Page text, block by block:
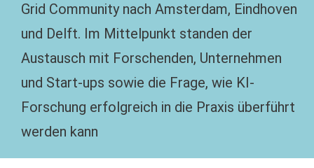
Grid Community nach Amsterdam, Eindhoven
und Delft. Im Mittelpunkt standen der
Austausch mit Forschenden, Unternehmen
und Start-ups sowie die Frage, wie KI-
Forschung erfolgreich in die Praxis überführt
werden kann